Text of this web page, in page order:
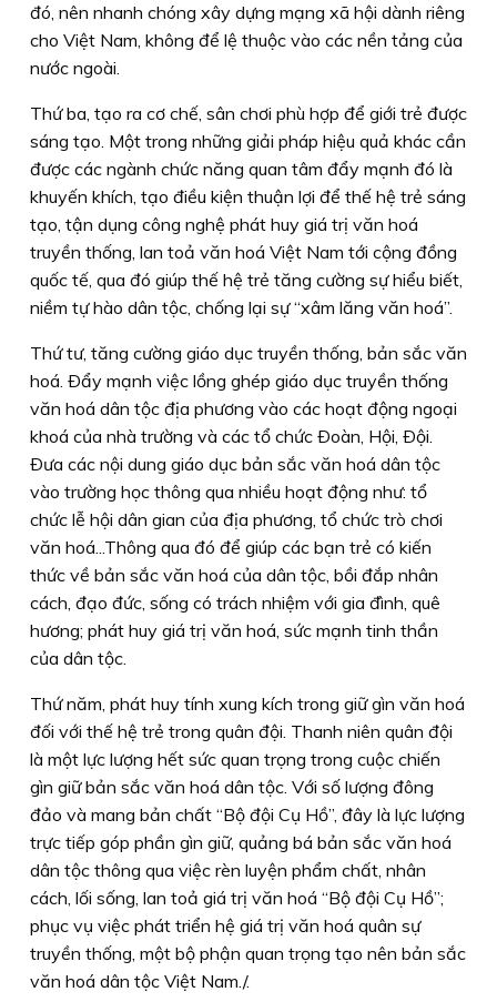
đó, nên nhanh chóng xây dựng mạng xã hội dành riêng
cho Việt Nam, không để lệ thuộc vào các nền tảng của
nước ngoài.
Thứ ba, tạo ra cơ chế, sân chơi phù hợp để giới trẻ được
sáng tạo. Một trong những giải pháp hiệu quả khác cần
được các ngành chức năng quan tâm đẩy mạnh đó là
khuyến khích, tạo điều kiện thuận lợi để thế hệ trẻ sáng
tạo, tận dụng công nghệ phát huy giá trị văn hoá
truyền thống, lan toả văn hoá Việt Nam tới cộng đồng
quốc tế, qua đó giúp thế hệ trẻ tăng cường sự hiểu biết,
niềm tự hào dân tộc, chống lại sự “xâm lăng văn hoá”.
Thứ tư, tăng cường giáo dục truyền thống, bản sắc văn
hoá. Ðẩy mạnh việc lồng ghép giáo dục truyền thống
văn hoá dân tộc địa phương vào các hoạt động ngoại
khoá của nhà trường và các tổ chức Ðoàn, Hội, Ðội.
Ðưa các nội dung giáo dục bản sắc văn hoá dân tộc
vào trường học thông qua nhiều hoạt động như: tổ
chức lễ hội dân gian của địa phương, tổ chức trò chơi
văn hoá...Thông qua đó để giúp các bạn trẻ có kiến
thức về bản sắc văn hoá của dân tộc, bồi đắp nhân
cách, đạo đức, sống có trách nhiệm với gia đình, quê
hương; phát huy giá trị văn hoá, sức mạnh tinh thần
của dân tộc.
Thứ năm, phát huy tính xung kích trong giữ gìn văn hoá
đối với thế hệ trẻ trong quân đội. Thanh niên quân đội
là một lực lượng hết sức quan trọng trong cuộc chiến
gìn giữ bản sắc văn hoá dân tộc. Với số lượng đông
đảo và mang bản chất “Bộ đội Cụ Hồ”, đây là lực lượng
trực tiếp góp phần gìn giữ, quảng bá bản sắc văn hoá
dân tộc thông qua việc rèn luyện phẩm chất, nhân
cách, lối sống, lan toả giá trị văn hoá “Bộ đội Cụ Hồ”;
phục vụ việc phát triển hệ giá trị văn hoá quân sự
truyền thống, một bộ phận quan trọng tạo nên bản sắc
văn hoá dân tộc Việt Nam./.